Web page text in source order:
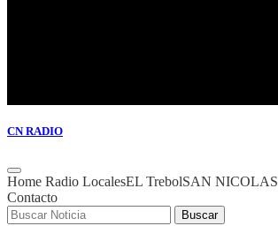
CNRADIO
Home Radio LocalesEL TrebolSAN NICOLAS
Contacto
Buscar